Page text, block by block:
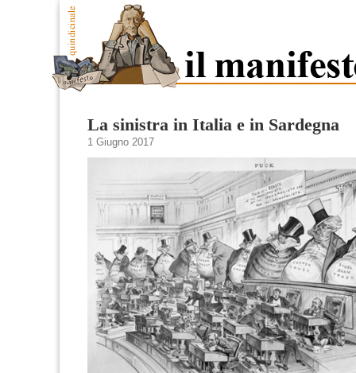
La sinistra in Italia e in Sardegna
1 Giugno 2017